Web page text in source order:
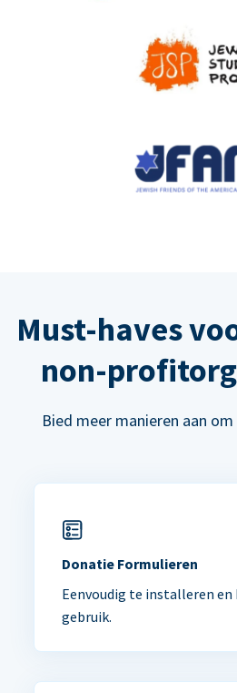
Must-haves
non-
Bied meer manieren aan
Donatie Formulieren
Eenvoudig te installeren
gebruik.